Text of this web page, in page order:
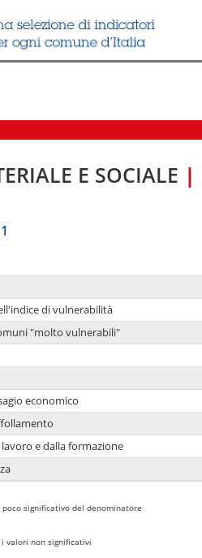
E SOCIALE |
di vulnerabilità
"molto vulnerabili"
economico
e dalla formazione
significativo del denominatore
valori non significativi